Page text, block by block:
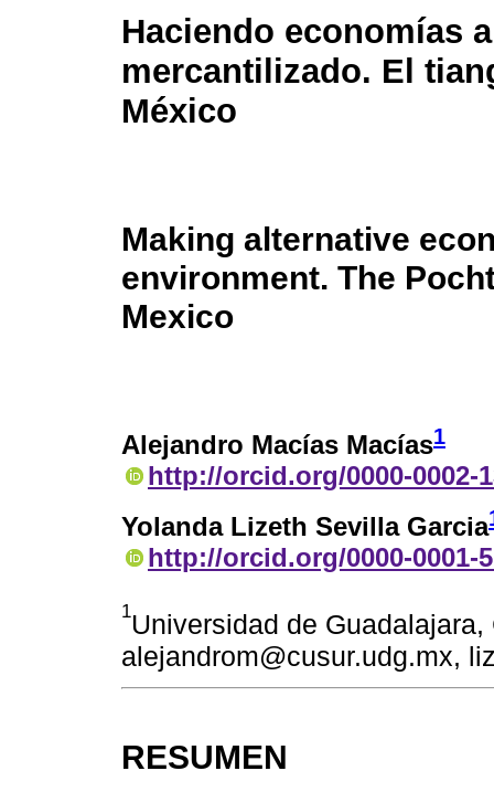
Haciendo economías
mercantilizado. El
México
Making alternative
environment. The
Mexico
Alejandro Macías Macías1
http://orcid.org/0000-0002-
Yolanda Lizeth Sevilla Garcia
http://orcid.org/0000-0001-
1Universidad de
alejandrom@cusur.udg.mx,
RESUMEN